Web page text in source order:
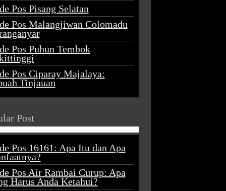
Pos Pisang Selatan
Pos Malangjiwan Colomadu
Pos Puhun Tembok
Pos Ciparay Majalaya:
Tinjauan
Post
Pos 16161: Apa Itu dan Apa
Pos Air Rambai Curup: Apa
Harus Anda Ketahui?